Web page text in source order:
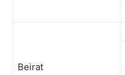
Beirat